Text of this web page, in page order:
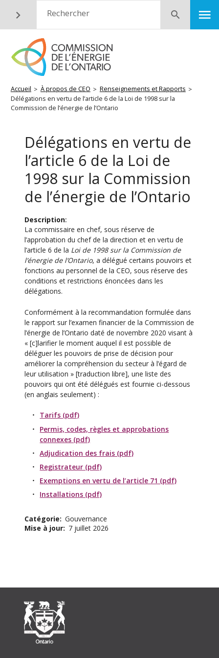
principal
Rechercher Soumettre
Fil
d'Ariane
Accueil À propos de CEO
Renseignements et Rapports
Délégations en vertu de l’article 6 de la Loi de 1998 sur la
Commission de l’énergie de l’Ontario
Délégations en vertu de
l’article 6 de la Loi de
1998 sur la Commission
de l’énergie de l’Ontario
Description
La commissaire en chef, sous réserve de
l’approbation du chef de la direction et en vertu de
l’article 6 de la Loi de 1998 sur la Commission de
l’énergie de l’Ontario, a délégué certains pouvoirs et
fonctions au personnel de la CEO, sous réserve des
conditions et restrictions énoncées dans les
délégations.
Conformément à la recommandation formulée dans
le rapport sur l’examen financier de la Commission de
l’énergie de l’Ontario daté de novembre 2020 visant à
« [c]larifier le moment auquel il est possible de
déléguer les pouvoirs de prise de décision pour
améliorer la compréhension du secteur à l’égard de
leur utilisation » [traduction libre], une liste des
pouvoirs qui ont été délégués est fournie ci-dessous
(en anglais seulement) :
Tarifs (pdf)
Permis, codes, règles et approbations
connexes (pdf)
Adjudication des frais (pdf)
Registrateur (pdf)
Exemptions en vertu de l’article 71 (pdf)
Installations (pdf)
Catégorie
Gouvernance
Mise à jour
7 juillet 2026